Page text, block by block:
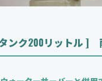
ンク200リットル ]